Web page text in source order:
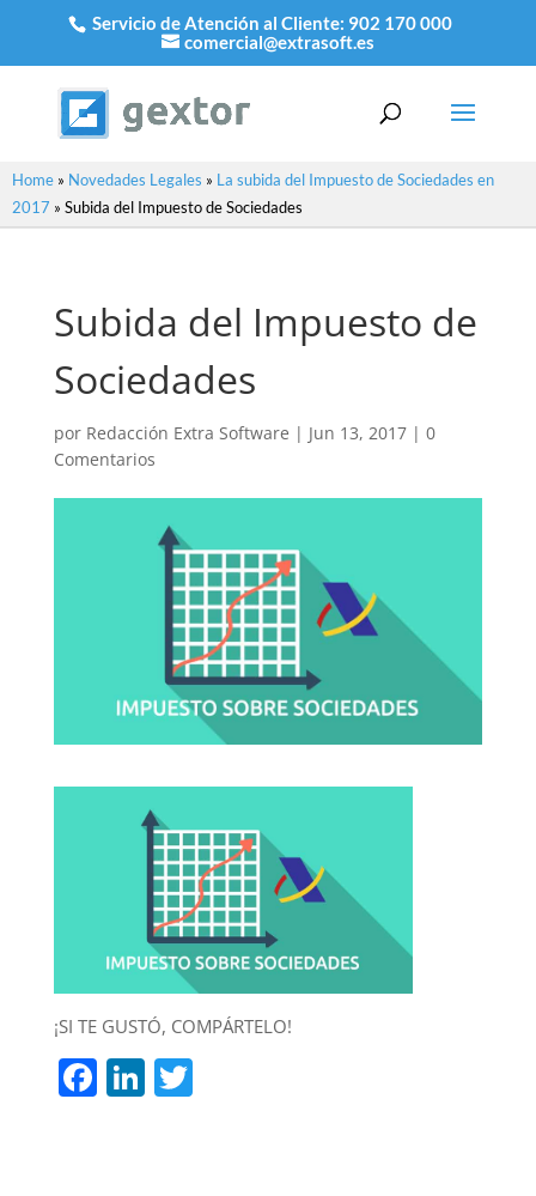
Servicio de Atención al Cliente: 902 170 000
comercial@extrasoft.es
Home » Novedades Legales » La subida del Impuesto de Sociedades en
2017 » Subida del Impuesto de Sociedades
Subida del Impuesto de
Sociedades
por Redacción Extra Software | Jun 13, 2017| 0
Comentarios
¡SI TE GUSTÓ, COMPÁRTELO!
F Li T